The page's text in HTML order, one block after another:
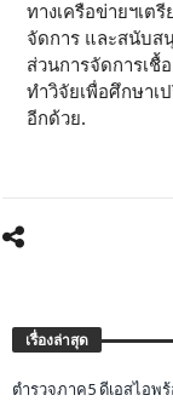
ทางเครือข่ายฯเ
จัดการ และสนับส
ส่วนการจัดการเชื้
ทำวิจัยเพื่อศึกษา
อีกด้วย.
เรื่องล่าสุด
ตำรวจภาค5 ดีเอสไอพ